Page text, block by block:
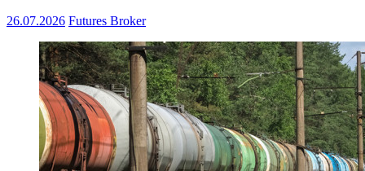
26.07.2026 Futures Broker